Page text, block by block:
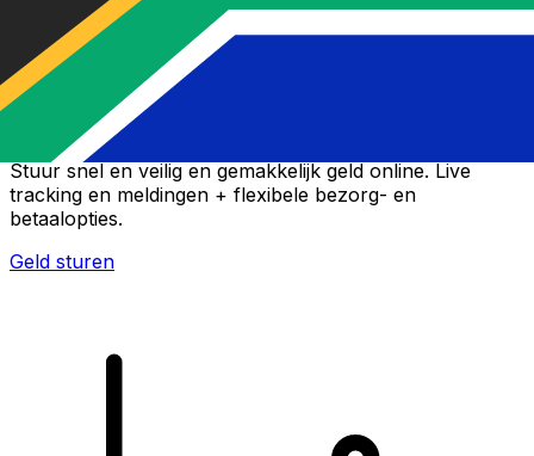
Xe Internationale Geldoverboeking
Stuur snel en veilig en gemakkelijk geld online. Live
tracking en meldingen + flexibele bezorg- en
betaalopties.
Geld sturen